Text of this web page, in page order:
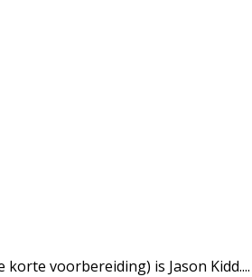
voorbereiding) is Jason Kidd....